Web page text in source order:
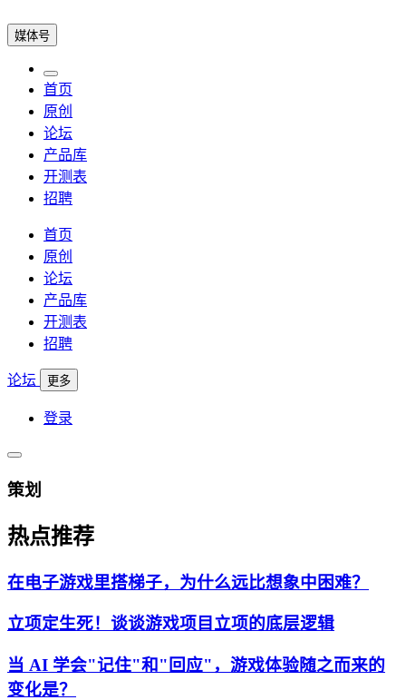
媒体号
首页
原创
论坛
产品库
开测表
招聘
首页
原创
论坛
产品库
开测表
招聘
论坛 更多
登录
策划
热点推荐
在电子游戏里搭梯子，为什么远比想象中困难？
立项定生死！谈谈游戏项目立项的底层逻辑
当 AI 学会"记住"和"回应"，游戏体验随之而来的
变化是？